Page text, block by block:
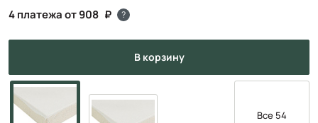
4 платежа от 908 ?
в корзину
Все 54